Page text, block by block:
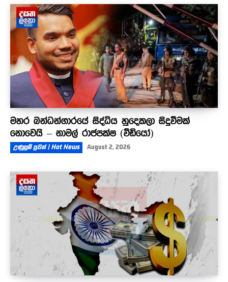
මහර බන්ධන්ගාරයේ සිද්ධිය හුදෙකලා සිදුවීමක්
නොවෙයි – නාමල් රාජපක්ෂ (වීඩියෝ)
උණුසුම් පුවත් | Hot News August 2, 2026